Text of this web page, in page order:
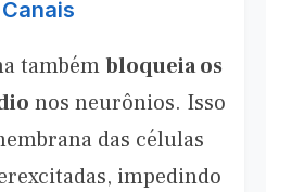
tambémbloqueia os
nos neurônios. Isso
das células
impedindo